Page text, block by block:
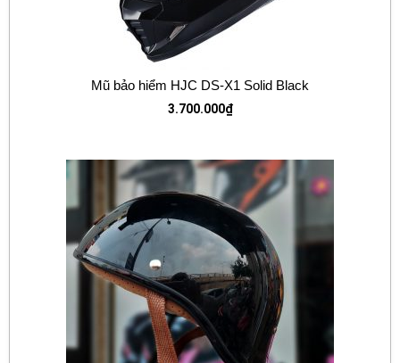
Mũ bảo hiểm HJC DS-X1 Solid Black
3.700.000₫